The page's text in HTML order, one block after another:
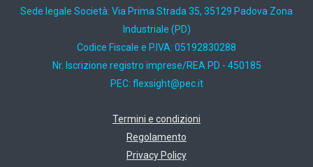
Sede legale Società: Via Prima Strada 35, 35129 Padova Zona
Industriale (PD)
Codice Fiscale e P.IVA: 05192830288
Nr. Iscrizione registro imprese/REA PD - 450185
PEC: ti.cep@thgisxelf
Termini e condizioni
Regolamento
Privacy Policy